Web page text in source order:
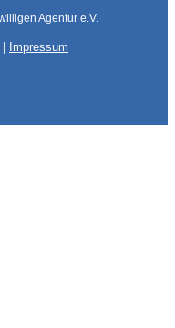
Agentur e.V.
Impressum